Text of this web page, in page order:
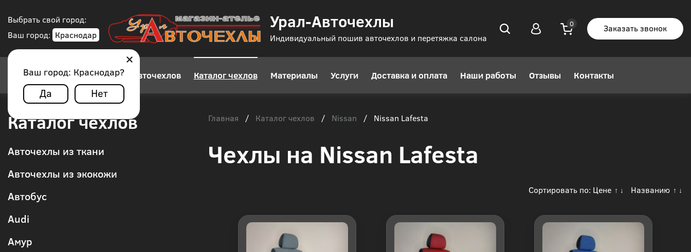
Выбрать свой город:
Ваш город: Краснодар
Ваш город: Краснодар?
Да Нет
Урал-Авточехлы
Индивидуальный пошив авточехлов и перетяжка салона
Заказать звонок
Конструктор авточехлов Каталог чехлов Материалы Услуги Доставка и оплата Наши работы Отзывы Контакты
Каталог чехлов
Авточехлы из ткани
Авточехлы из экокожи
Автобус
Audi
Амур
Главная / Каталог чехлов / Nissan / Nissan Lafesta
Чехлы на Nissan Lafesta
Сортировать по: Цене ↑ ↓ Названию ↑ ↓